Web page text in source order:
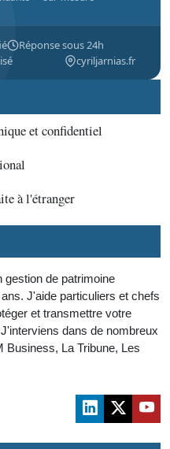
Réponse sous 24h
cyriljarnias.fr
et confidentiel
à l'étranger
de patrimoine
J'aide particuliers et chefs
et transmettre votre
dans de nombreux
Business, La Tribune, Les